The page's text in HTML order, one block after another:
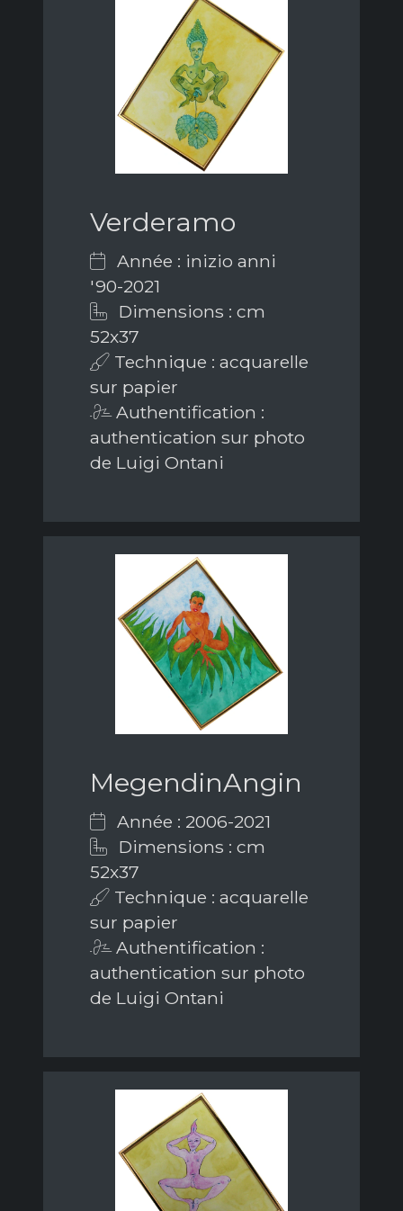
Verderamo
Année : inizio anni
'90-2021
Dimensions : cm
52x37
Technique : acquarelle
sur papier
Authentification :
authentication sur photo
de Luigi Ontani
MegendinAngin
Année : 2006-2021
Dimensions : cm
52x37
Technique : acquarelle
sur papier
Authentification :
authentication sur photo
de Luigi Ontani